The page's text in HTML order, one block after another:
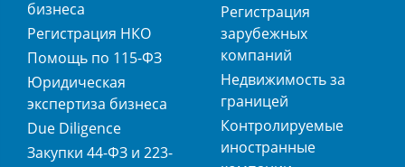
бизнеса
Регистрация НКО
Помощь по 115-ФЗ
Юридическая
экспертиза бизнеса
Due Diligence
Закупки 44-ФЗ и 223-
Регистрация
зарубежных
компаний
Недвижимость за
границей
Контролируемые
иностранные